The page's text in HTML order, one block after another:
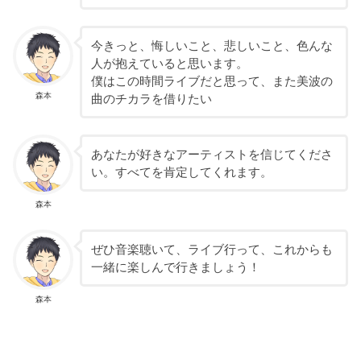
森本
今きっと、悔しいこと、悲しいこと、色んな
人が抱えていると思います。
僕はこの時間ライブだと思って、また美波の
曲のチカラを借りたい
森本
あなたが好きなアーティストを信じてくださ
い。すべてを肯定してくれます。
森本
ぜひ音楽聴いて、ライブ行って、これからも
一緒に楽しんで行きましょう！